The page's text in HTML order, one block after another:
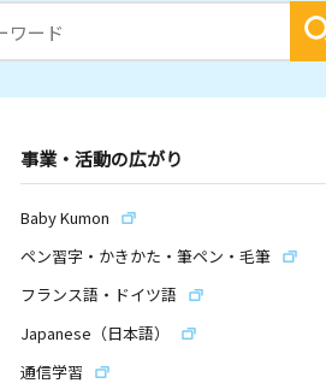
事業・活動の広がり
Baby Kumon
ペン習字・かきかた・筆ペン・毛筆
フランス語・ドイツ語
Japanese（日本語）
通信学習